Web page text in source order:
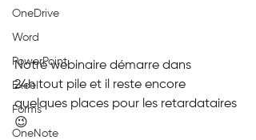
OneDrive
Word
PowerPoint
Excel
Forms
OneNote
Notre webinaire démarre dans
24h tout pile et il reste encore
quelques places pour les retardataires
😉